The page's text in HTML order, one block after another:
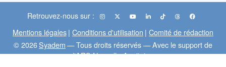
Retrouvez-nous sur :
Mentions légales| Conditions d'utilisation | Comité de rédaction
© 2026Syadem— Tous droits réservés — Avec le support de
l'ARS Nouvelle-Aquitaine